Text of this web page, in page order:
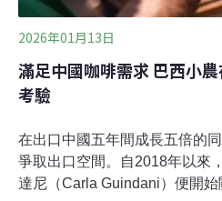
2026年01月13日
滿足中國咖啡需求 巴西小
考驗
在出口中國五年間成長五倍的
爭取出口空間。自2018年以來
達尼（Carla Guindani）便開